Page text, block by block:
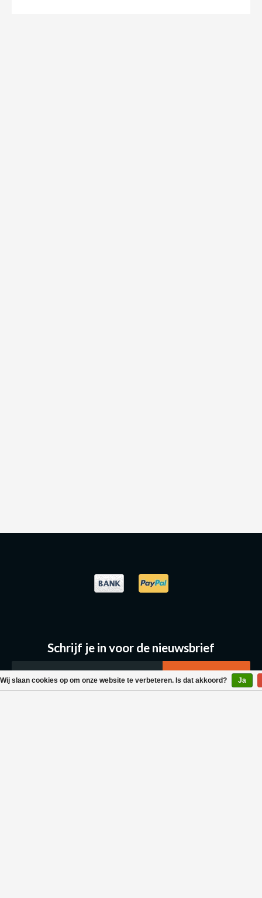
Wij slaan cookies op om onze website te verbeteren. Is dat akkoord? Ja
Schrijf je in voor de nieuwsbrief